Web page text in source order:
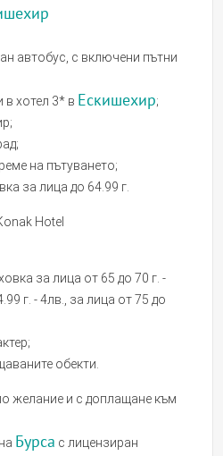
автобус, с включени пътни
в хотел 3* в Ескишехир;
на пътуването;
за лица до 64.99 г.
Hotel
за лица от 65 до 70 г. -
г. - 4лв., за лица от 75 до
обекти.
желание и с доплащане към
Бурса с лицензиран